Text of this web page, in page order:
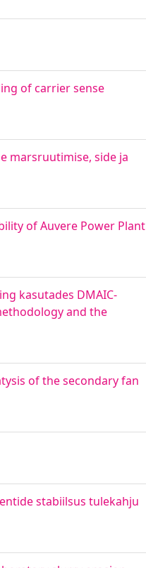
of carrier sense
marsruutimise, side ja
of Auvere Power Plant
kasutades DMAIC-
and the
of the secondary fan
stabiilsus tulekahju